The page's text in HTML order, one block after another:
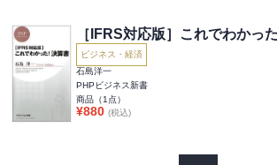
［IFRS対応版］これでわかっ
ビジネス・経済
石島洋一
PHPビジネス新書
商品（1 点）
¥880 (税込)